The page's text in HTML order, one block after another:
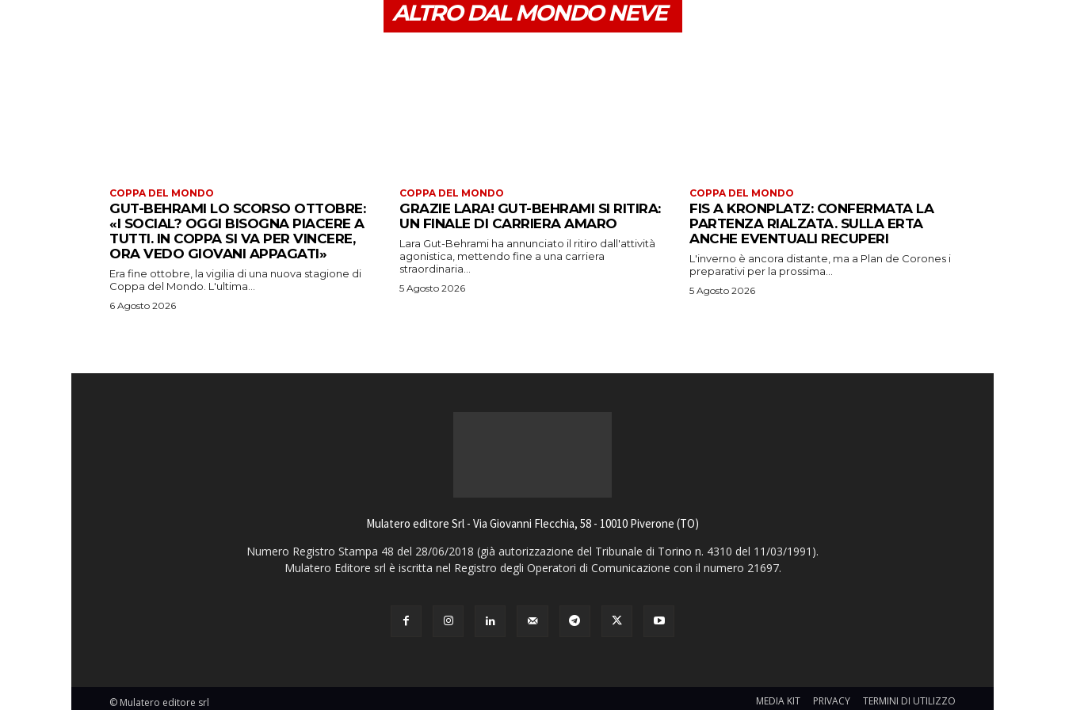
ALTRO DAL MONDO NEVE
COPPA DEL MONDO
GUT-BEHRAMI LO SCORSO OTTOBRE:
«I SOCIAL? OGGI BISOGNA PIACERE A
TUTTI. IN COPPA SI VA PER VINCERE,
ORA VEDO GIOVANI APPAGATI»
Era fine ottobre, la vigilia di una nuova stagione di
Coppa del Mondo. L'ultima...
6 Agosto 2026
COPPA DEL MONDO
GRAZIE LARA! GUT-BEHRAMI SI RITIRA:
UN FINALE DI CARRIERA AMARO
Lara Gut-Behrami ha annunciato il ritiro dall'attività
agonistica, mettendo fine a una carriera
straordinaria...
5 Agosto 2026
COPPA DEL MONDO
FIS A KRONPLATZ: CONFERMATA LA
PARTENZA RIALZATA. SULLA ERTA
ANCHE EVENTUALI RECUPERI
L'inverno è ancora distante, ma a Plan de Corones i
preparativi per la prossima...
5 Agosto 2026
Mulatero editore Srl - Via Giovanni Flecchia, 58 - 10010 Piverone (TO)
Numero Registro Stampa 48 del 28/06/2018 (già autorizzazione del Tribunale di Torino n. 4310 del 11/03/1991).
Mulatero Editore srl è iscritta nel Registro degli Operatori di Comunicazione con il numero 21697.
© Mulatero editore srl MEDIA KIT PRIVACY TERMINI DI UTILIZZO